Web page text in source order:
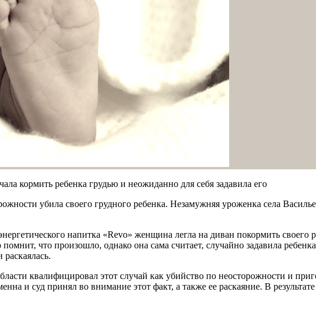
кормить ребенка грудью и неожиданно для себя задавила его
убила своего грудного ребенка. Незамужняя уроженка села
напитка «Revo» женщина легла на диван покормить своего
что произошло, однако она сама считает, случайно задавила
квалифицировал этот случай как убийство по неосторожности и
и суд принял во внимание этот факт, а также ее раскаяние. В